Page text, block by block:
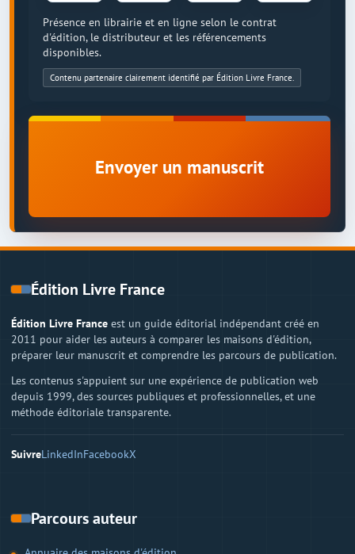
Présence en librairie et en ligne selon le contrat
d'édition, le distributeur et les référencements
disponibles.
Contenu partenaire clairement identifié par Édition Livre France.
Envoyer un manuscrit
Édition Livre France
Édition Livre France est un guide éditorial indépendant créé en
2011 pour aider les auteurs à comparer les maisons d'édition,
préparer leur manuscrit et comprendre les parcours de publication.
Les contenus s'appuient sur une expérience de publication web
depuis 1999, des sources publiques et professionnelles, et une
méthode éditoriale transparente.
SuivreLinkedInFacebookX
Parcours auteur